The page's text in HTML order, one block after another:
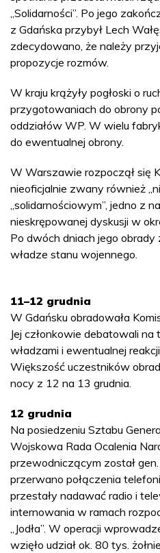
„Solidarności”. Po jego
z Gdańska przybył Lech
zdecydowano, że należy
propozycje rozmów.
W kraju krążyły pogłoski o
przygotowaniach do obrony
oddziałów WP. W wielu
do ewentualnej obrony.
W Warszawie rozpoczął się
nieoficjalnie zwany również
„solidarnościowym”, jedno z
nieskrępowanej dyskusji w
Po dwóch dniach jego
władze stanu wojennego.
11–12 grudnia
W Gdańsku obradowała
Jej członkowie debatowali na
władzami i ewentualnej
Większość uczestników
nocy z 12 na 13 grudnia.
12 grudnia
Na posiedzeniu Sztabu
Wojskowa Rada Ocalenia
przewodniczącym został gen.
przerwano połączenia
przestały nadawać radio i
internowania w ramach
„Jodła”. W operacji
wzięło udział ok. 80 tys.